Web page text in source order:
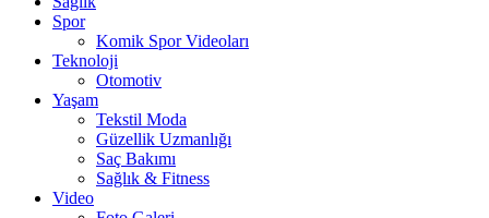
Spor
Komik Spor Videoları
Teknoloji
Otomotiv
Yaşam
Tekstil Moda
Güzellik Uzmanlığı
Saç Bakımı
Sağlık & Fitness
Video